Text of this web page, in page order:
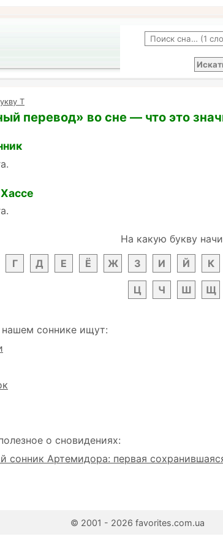
Т
перевод» во сне — что это
На какую букву
Г
Д Е Ё Ж З И Й К
Ц Ч Ш Щ
соннике ищут:
о сновидениях:
сонник Артемидора: первая
© 2001 - 2026 favorites.com.ua